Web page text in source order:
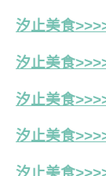
汐止美食
汐止美食
汐止美食
汐止美食
汐止美食